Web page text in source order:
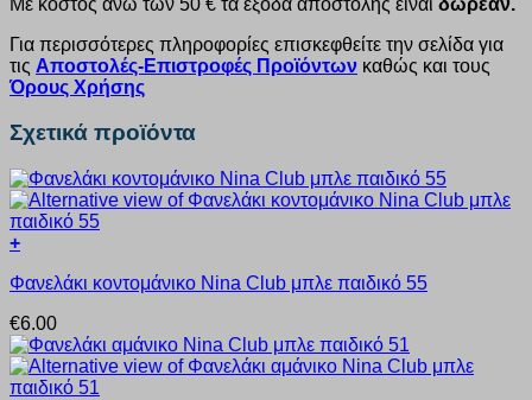
Για περισσότερες πληροφορίες επισκεφθείτε την σελίδα για
τις Αποστολές-Επιστροφές Προϊόντων καθώς και τους
Όρους Χρήσης
Σχετικά προϊόντα
+
το
έχει
πολλαπλές
παραλλαγές.
Οι
Φανελάκι κοντομάνικο Nina Club μπλε παιδικό 55
€6.00